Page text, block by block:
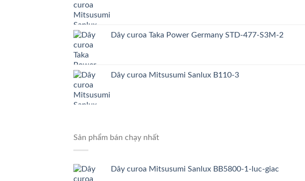
Dây curoa Taka Power Germany STD-477-S3M-2
Dây curoa Mitsusumi Sanlux B110-3
Sản phẩm bán chạy nhất
Dây curoa Mitsusumi Sanlux BB5800-1-luc-giac